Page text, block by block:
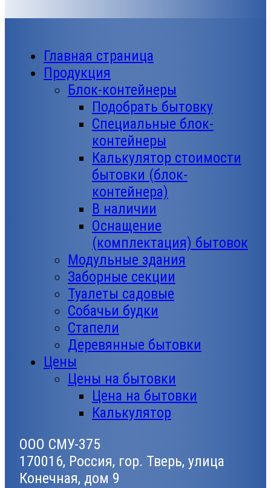
Главная страница
Продукция
Блок-контейнеры
Подобрать бытовку
Специальные блок-
контейнеры
Калькулятор стоимости
бытовки (блок-
контейнера)
В наличии
Оснащение
(комплектация) бытовок
Модульные здания
Заборные секции
Туалеты садовые
Собачьи будки
Стапели
Деревянные бытовки
Цены
Цены на бытовки
Цена на бытовки
Калькулятор
ООО СМУ-375
170016, Россия, гор. Тверь, улица
Конечная, дом 9